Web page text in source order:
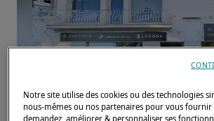
Notre site utilise des cookies ou des technologies
nous-mêmes ou nos partenaires pour vous fournir
demandez, améliorer & personnaliser ses